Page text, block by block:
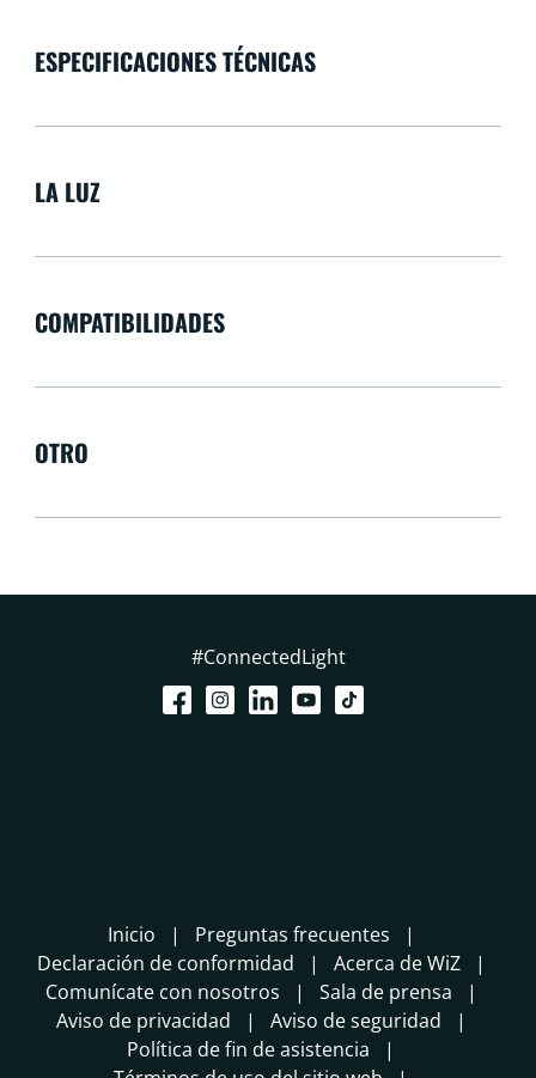
ESPECIFICACIONES TÉCNICAS
LA LUZ
COMPATIBILIDADES
OTRO
#ConnectedLight
Inicio
Preguntas frecuentes
Declaración de conformidad
Acerca de WiZ
Comunícate con nosotros
Sala de prensa
Aviso de privacidad
Aviso de seguridad
Política de fin de asistencia